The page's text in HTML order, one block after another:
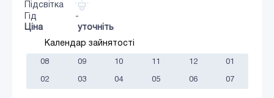
Підсвітка
Гід
-
Ціна
уточніть
Календар зайнятості
08 09 10 11 12 01
02 03 04 05 06 07